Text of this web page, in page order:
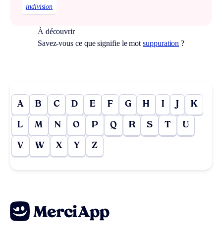
indivision
À découvrir
Savez-vous ce que signifie le motsuppuration ?
A B C D E F G H I J K
L M N O P Q R S T U
V W X Y Z